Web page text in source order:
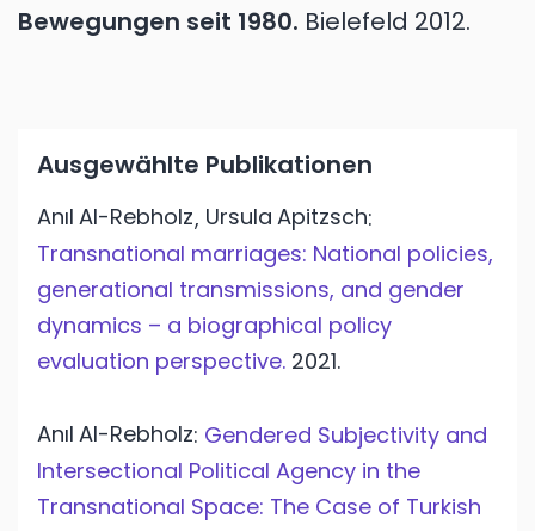
Bewegungen seit 1980. Bielefeld 2012.
Ausgewählte Publikationen
Anıl Al-Rebholz, Ursula Apitzsch:
Transnational marriages: National policies,
generational transmissions, and gender
dynamics – a biographical policy
evaluation perspective. 2021.
Anıl Al-Rebholz: Gendered Subjectivity and
Intersectional Political Agency in the
Transnational Space: The Case of Turkish